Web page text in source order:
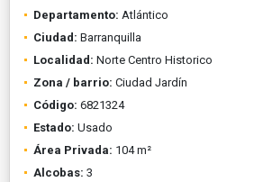
Departamento: Atlántico
Ciudad: Barranquilla
Localidad: Norte Centro Historico
Zona / barrio: Ciudad Jardín
Código: 6821324
Estado: Usado
Área Privada: 104 m²
Alcobas: 3